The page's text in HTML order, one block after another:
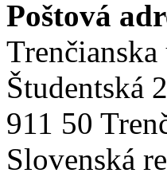
Poštová
Študentská 2
911 50
Slovenská